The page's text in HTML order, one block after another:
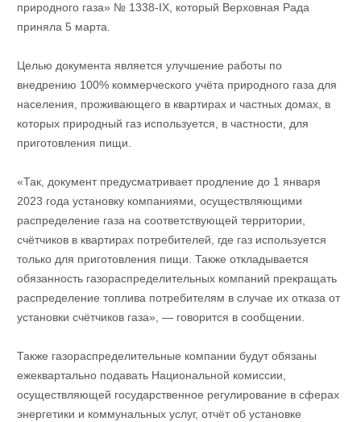
природного газа» № 1338-IX, который Верховная Рада
приняла 5 марта.
Целью документа является улучшение работы по
внедрению 100% коммерческого учёта природного газа для
населения, проживающего в квартирах и частных домах, в
которых природный газ используется, в частности, для
приготовления пищи.
«Так, документ предусматривает продление до 1 января
2023 года установку компаниями, осуществляющими
распределение газа на соответствующей территории,
счётчиков в квартирах потребителей, где газ используется
только для приготовления пищи. Также откладывается
обязанность газораспределительных компаний прекращать
распределение топлива потребителям в случае их отказа от
установки счётчиков газа», — говорится в сообщении.
Также газораспределительные компании будут обязаны
ежеквартально подавать Национальной комиссии,
осуществляющей государственное регулирование в сферах
энергетики и коммунальных услуг, отчёт об установке